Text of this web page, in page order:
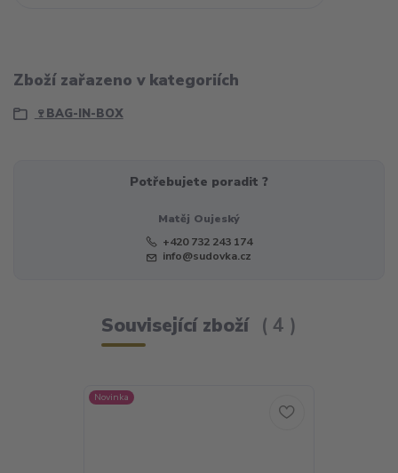
Zboží zařazeno v kategoriích
🍷BAG-IN-BOX
Potřebujete poradit ?
Matěj Oujeský
+420 732 243 174
info@sudovka.cz
Související zboží 4
Novinka